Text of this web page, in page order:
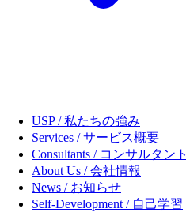
USP / 私たちの強み
Services / サービス概要
Consultants / コンサルタント
About Us / 会社情報
News / お知らせ
Self-Development / 自己学習